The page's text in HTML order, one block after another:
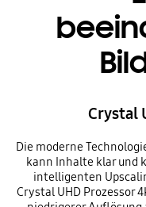
Crystal
Die moderne
kann Inhalte klar und
intelligenten
Crystal UHD Prozessor